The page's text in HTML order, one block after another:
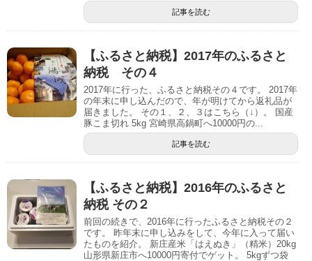
記事を読む
【ふるさと納税】2017年のふるさと
納税 その４
2017年に行った、ふるさと納税その４です。 2017年
の年末に申し込んだので、年が明けてから返礼品が
届きました。 その１、２、３はこちら（↓）。 国産
豚こま切れ 5kg 宮崎県高鍋町へ10000円の...
記事を読む
【ふるさと納税】2016年のふるさと
納税 その２
前回の続きで、2016年に行ったふるさと納税その２
です。 昨年末に申し込みをして、今年に入って届い
たものを紹介。 新庄産米「はえぬき」（精米）20kg
山形県新庄市へ10000円寄付でゲット。 5kgずつ袋